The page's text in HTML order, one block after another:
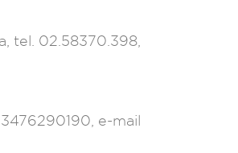
tel. 02.58370.398,
3476290190, e-mail